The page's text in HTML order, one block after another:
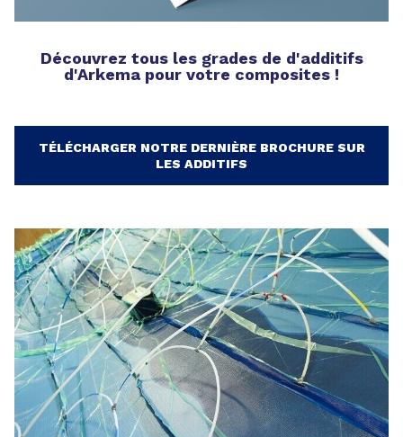
Découvrez tous les grades de d'additifs
d'Arkema pour votre composites !
TÉLÉCHARGER NOTRE DERNIÈRE BROCHURE SUR
LES ADDITIFS